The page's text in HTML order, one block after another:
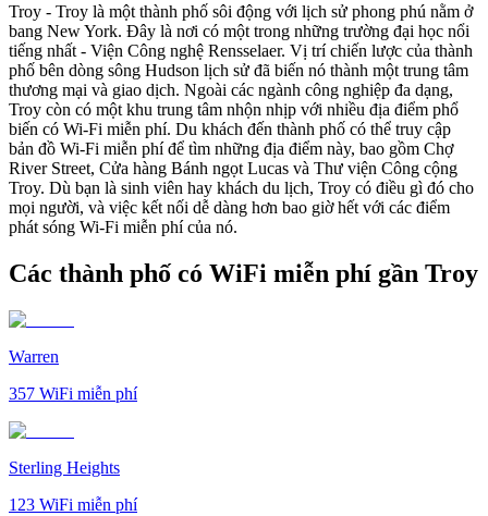
Troy - Troy là một thành phố sôi động với lịch sử phong phú nằm ở
bang New York. Đây là nơi có một trong những trường đại học nổi
tiếng nhất - Viện Công nghệ Rensselaer. Vị trí chiến lược của thành
phố bên dòng sông Hudson lịch sử đã biến nó thành một trung tâm
thương mại và giao dịch. Ngoài các ngành công nghiệp đa dạng,
Troy còn có một khu trung tâm nhộn nhịp với nhiều địa điểm phổ
biến có Wi-Fi miễn phí. Du khách đến thành phố có thể truy cập
bản đồ Wi-Fi miễn phí để tìm những địa điểm này, bao gồm Chợ
River Street, Cửa hàng Bánh ngọt Lucas và Thư viện Công cộng
Troy. Dù bạn là sinh viên hay khách du lịch, Troy có điều gì đó cho
mọi người, và việc kết nối dễ dàng hơn bao giờ hết với các điểm
phát sóng Wi-Fi miễn phí của nó.
Các thành phố có WiFi miễn phí gần Troy
Warren
357 WiFi miễn phí
Sterling Heights
123 WiFi miễn phí